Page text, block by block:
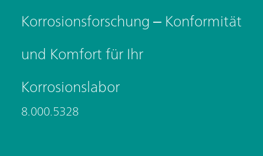
Korrosionsforschung ‒ Konformität
und Komfort für Ihr
Korrosionslabor
8.000.5328